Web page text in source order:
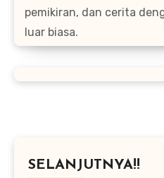
pemikiran, dan cerita
luar biasa.
SELANJUTNYA!!